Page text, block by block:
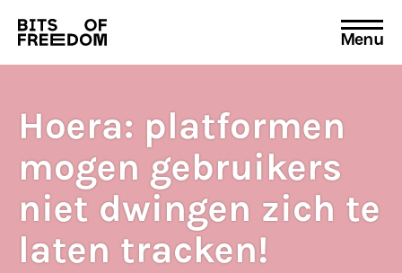
Search
for:
Menu
Hoera: platformen
mogen gebruikers
niet dwingen zich te
laten tracken!